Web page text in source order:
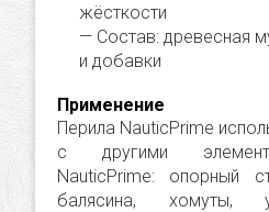
жёсткости
Состав: древесная
и добавки
Применение
Перила NauticPrime
с другими
NauticPrime: опорный
балясина, хомуты,